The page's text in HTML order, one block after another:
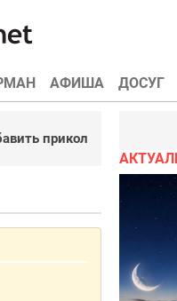
АФИША ДОСУГ
прикол